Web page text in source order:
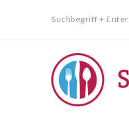
Suchbegriff + Enter